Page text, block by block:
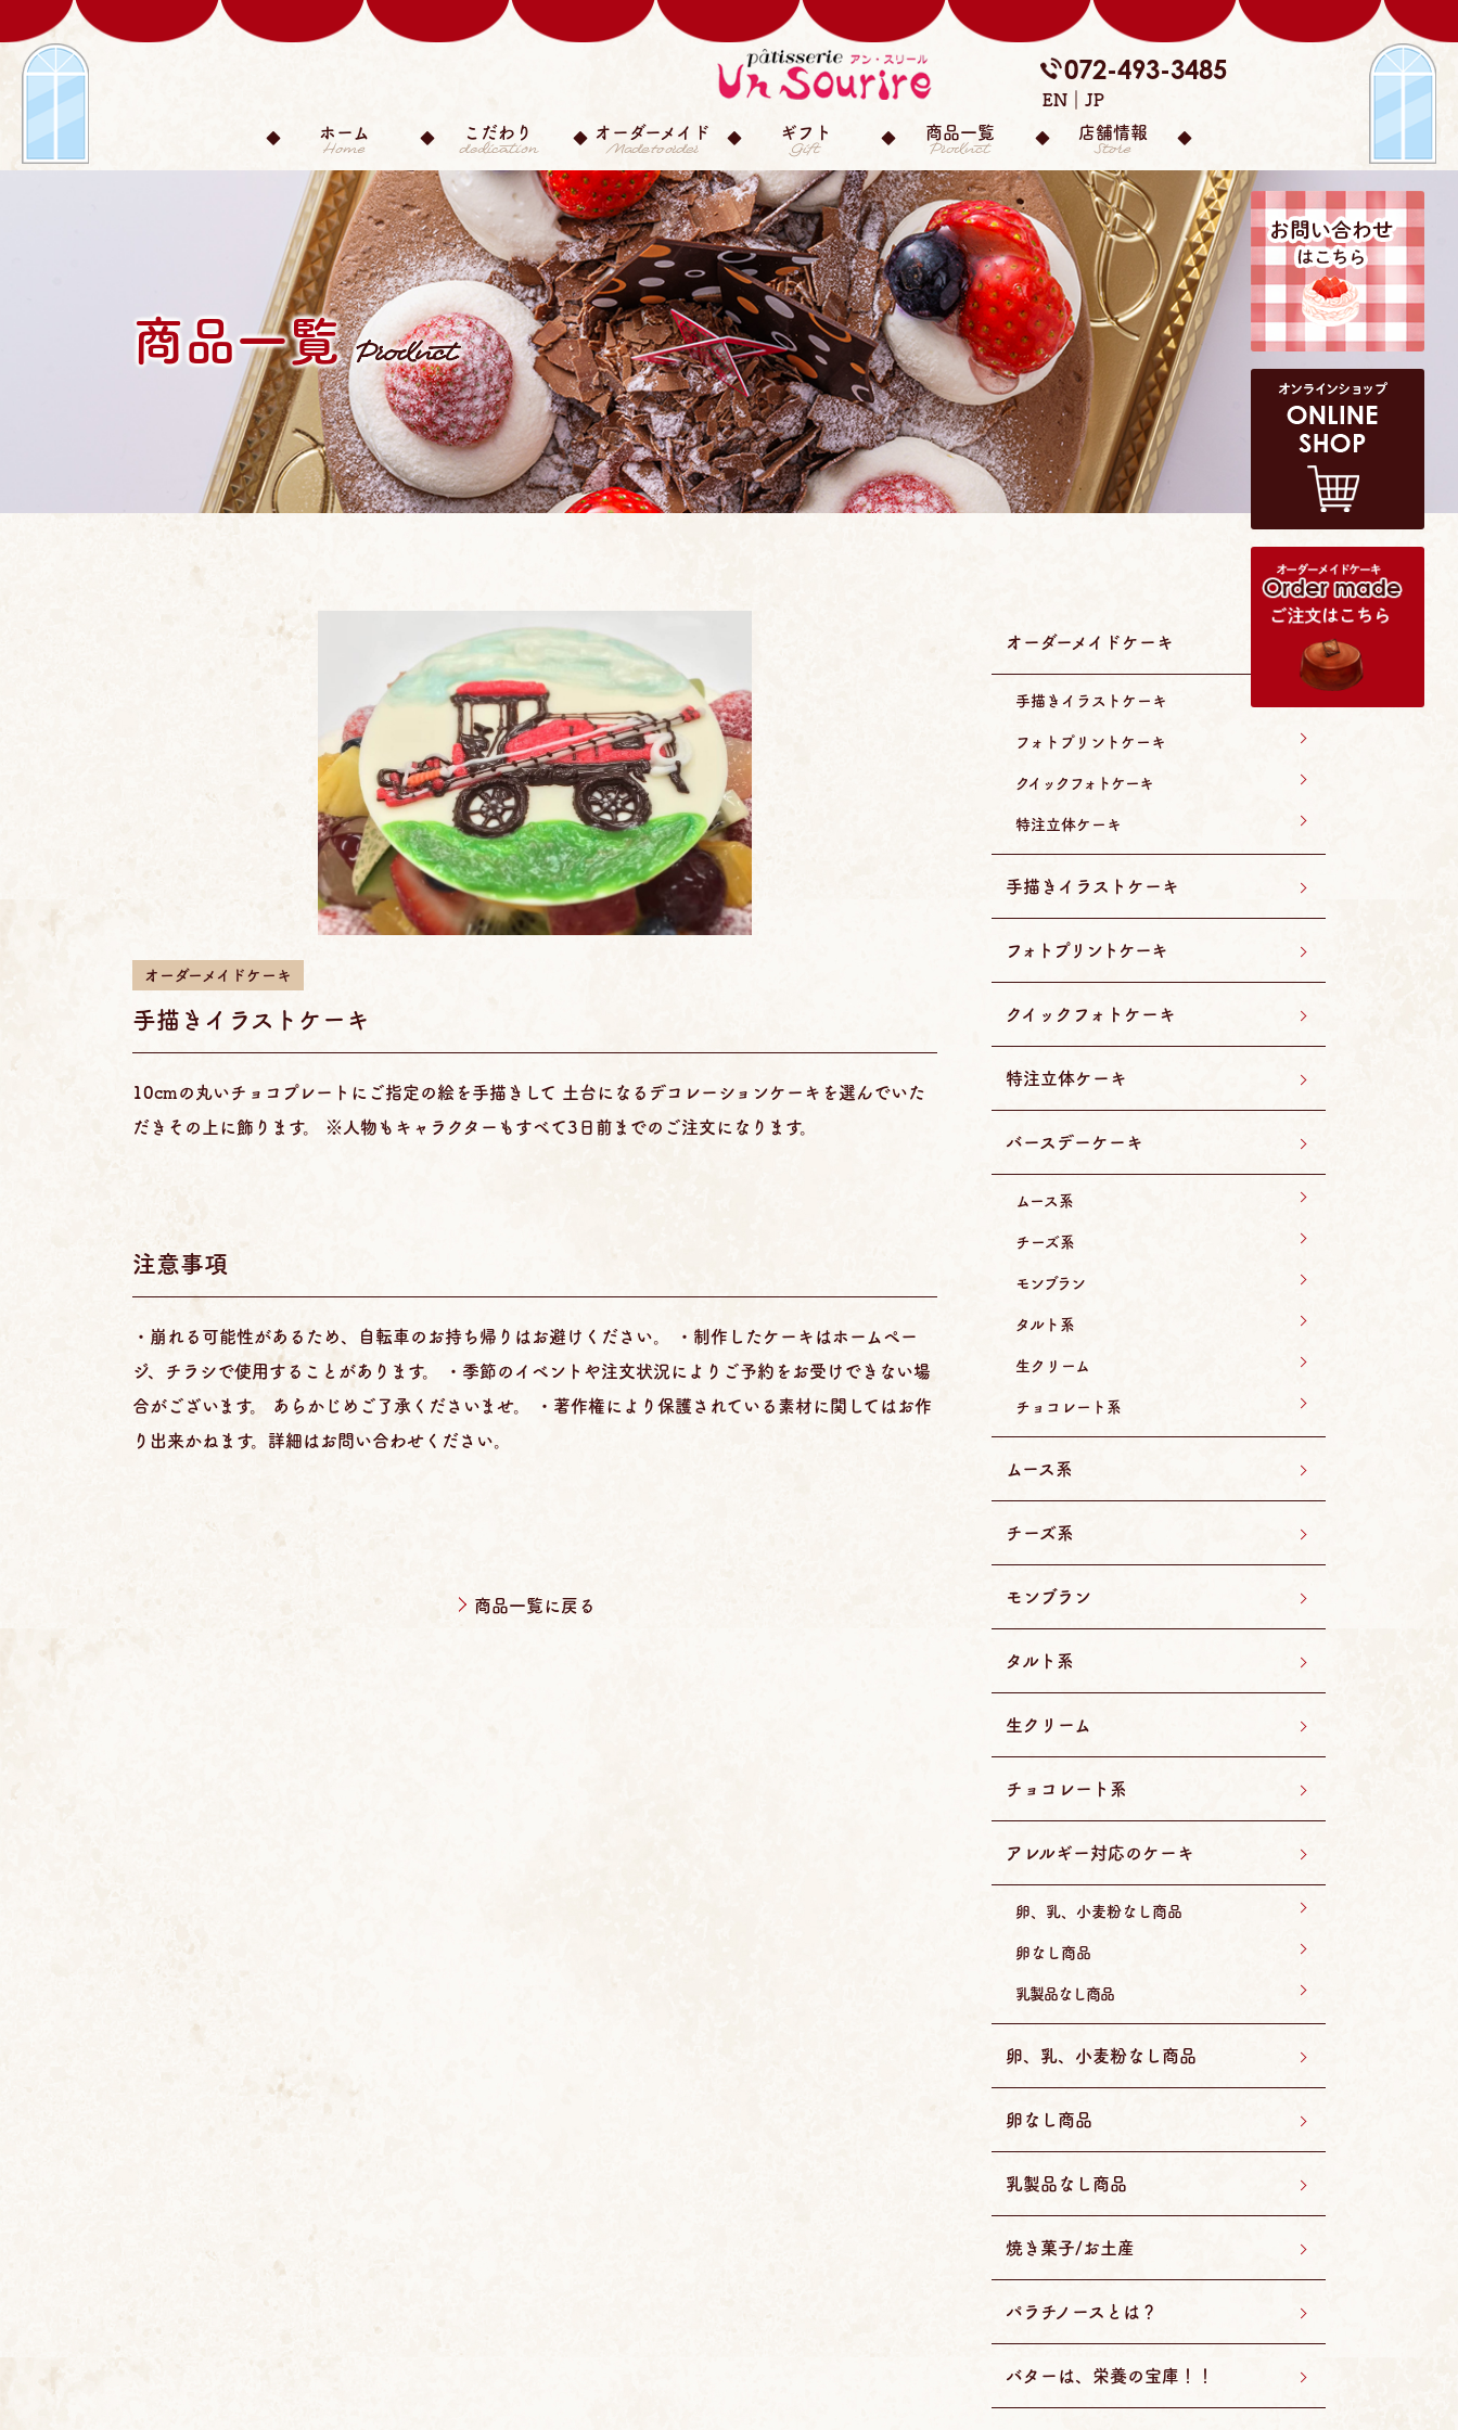
072-493-3485
EN
JP
ホーム
こだわり オーダーメイド ギフト 商品一覧 店舗情報
商品一覧Product
オーダーメイドケーキ
手描きイラストケーキ
10cmの丸いチョコプレートにご指定の絵を手描きして 土台になるデコレーションケーキを選んでいた
だきその上に飾ります。 ※人物もキャラクターもすべて3日前までのご注文になります。
注意事項
・崩れる可能性があるため、自転車のお持ち帰りはお避けください。 ・制作したケーキはホームペー
ジ、チラシで使用することがあります。 ・季節のイベントや注文状況によりご予約をお受けできない場
合がございます。 あらかじめご了承くださいませ。 ・著作権により保護されている素材に関してはお作
り出来かねます。詳細はお問い合わせください。
商品一覧に戻る
オーダーメイドケーキ
手描きイラストケーキ
フォトプリントケーキ
クイックフォトケーキ
特注立体ケーキ
手描きイラストケーキ
フォトプリントケーキ
クイックフォトケーキ
特注立体ケーキ
バースデーケーキ
ムース系
チーズ系
モンブラン
タルト系
生クリーム
チョコレート系
ムース系
チーズ系
モンブラン
タルト系
生クリーム
チョコレート系
アレルギー対応のケーキ
卵、乳、小麦粉なし商品
卵なし商品
乳製品なし商品
卵、乳、小麦粉なし商品
卵なし商品
乳製品なし商品
焼き菓子/お土産
パラチノースとは？
バターは、栄養の宝庫！！